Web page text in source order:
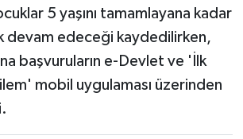
5 yaşını tamamlayana kadar
devam edeceği kaydedilirken,
başvuruların e-Devlet ve 'İlk
mobil uygulaması üzerinden